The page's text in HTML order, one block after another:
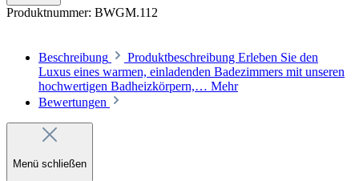
Produktnummer: BWGM.112
Beschreibung
Produktbeschreibung Erleben Sie den
Luxus eines warmen, einladenden Badezimmers mit unseren
hochwertigen Badheizkörpern,… Mehr
Bewertungen
Menü schließen